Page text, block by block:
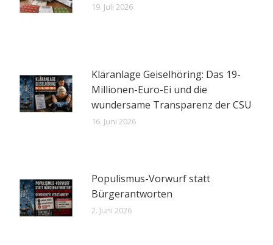
19. Juli 2026
Kläranlage Geiselhöring: Das 19-
Millionen-Euro-Ei und die
wundersame Transparenz der CSU
16. Juni 2026
Populismus-Vorwurf statt
Bürgerantworten
2. Juni 2026